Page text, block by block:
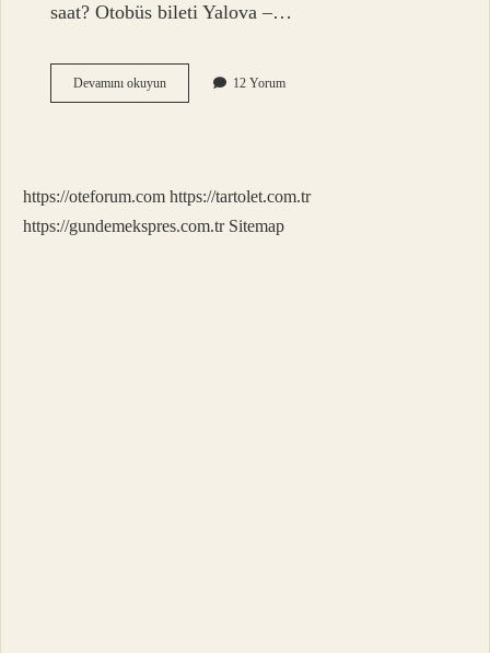
saat? Otobüs bileti Yalova –…
Devamını okuyunYalova
Düzce
12 Yorum
https://oteforum.com https://tartolet.com.tr
https://gundemekspres.com.tr Sitemap